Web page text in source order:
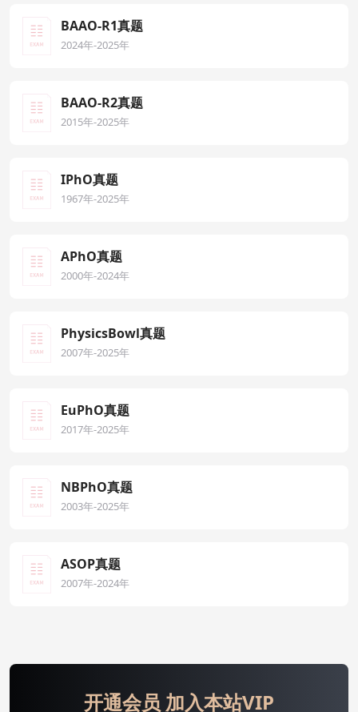
BAAO-R1真题
2024年-2025年
BAAO-R2真题
2015年-2025年
IPhO真题
1967年-2025年
APhO真题
2000年-2024年
PhysicsBowl真题
2007年-2025年
EuPhO真题
2017年-2025年
NBPhO真题
2003年-2025年
ASOP真题
2007年-2024年
开通会员 加入本站VIP